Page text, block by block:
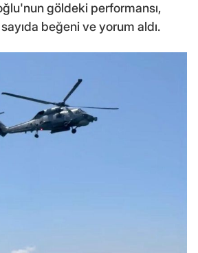
göldeki performansı,
beğeni ve yorum aldı.